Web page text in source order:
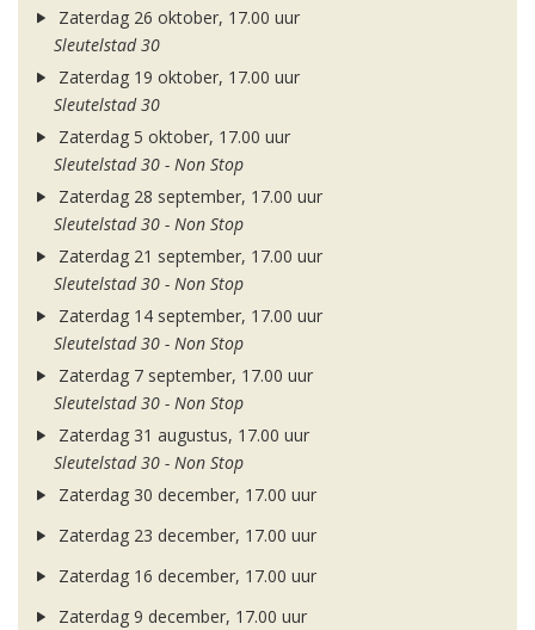
Zaterdag 26 oktober, 17.00 uur
Sleutelstad 30
Zaterdag 19 oktober, 17.00 uur
Sleutelstad 30
Zaterdag 5 oktober, 17.00 uur
Sleutelstad 30 - Non Stop
Zaterdag 28 september, 17.00 uur
Sleutelstad 30 - Non Stop
Zaterdag 21 september, 17.00 uur
Sleutelstad 30 - Non Stop
Zaterdag 14 september, 17.00 uur
Sleutelstad 30 - Non Stop
Zaterdag 7 september, 17.00 uur
Sleutelstad 30 - Non Stop
Zaterdag 31 augustus, 17.00 uur
Sleutelstad 30 - Non Stop
Zaterdag 30 december, 17.00 uur
Zaterdag 23 december, 17.00 uur
Zaterdag 16 december, 17.00 uur
Zaterdag 9 december, 17.00 uur